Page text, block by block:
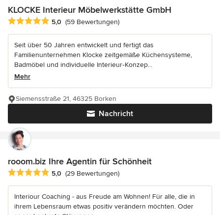
KLOCKE Interieur Möbelwerkstätte GmbH
Durchschnittliche Bewertung: 5 von 5 Sternen
5,0 (59 Bewertungen)
Seit über 50 Jahren entwickelt und fertigt das
Familienunternehmen Klocke zeitgemäße Küchensysteme,
Badmöbel und individuelle Interieur‑Konzep...
Mehr
Nachricht
Siemensstraße 21, 46325 Borken
rooom.biz Ihre Agentin für Schönheit
Durchschnittliche Bewertung: 5 von 5 Sternen
5,0 (29 Bewertungen)
Interiour Coaching - aus Freude am Wohnen! Für alle, die in
ihrem Lebensraum etwas positiv verändern möchten. Oder